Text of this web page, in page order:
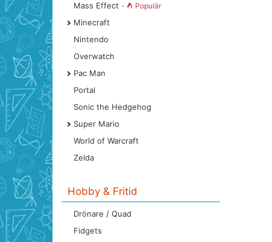
Mass Effect - Populär
Minecraft
Nintendo
Overwatch
Pac Man
Portal
Sonic the Hedgehog
Super Mario
World of Warcraft
Zelda
Hobby & Fritid
Drönare / Quad
Fidgets